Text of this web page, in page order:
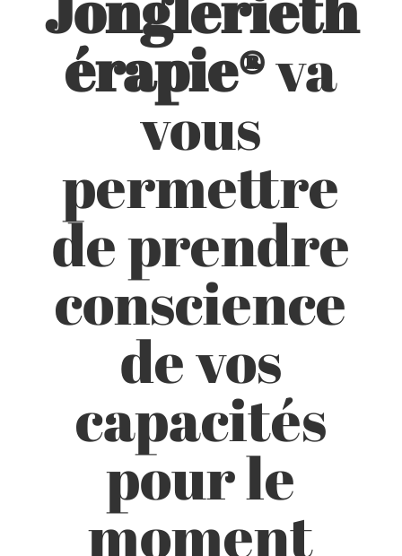
érapie®va
vous
permettre
de prendre
conscience
de vos
capacités
pour le
moment